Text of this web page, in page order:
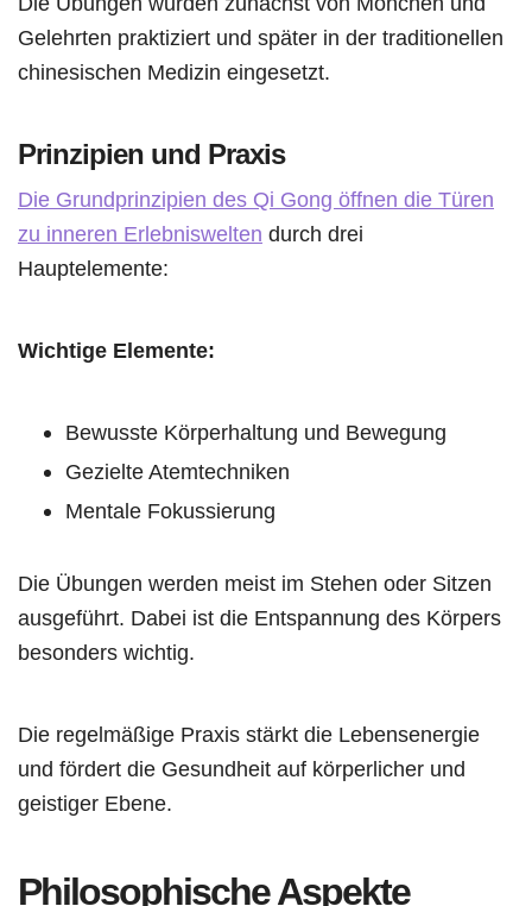
Gelehrten praktiziert und später in der traditionellen
chinesischen Medizin eingesetzt.
Prinzipien und Praxis
Die Grundprinzipien des Qi Gong öffnen die Türen
zu inneren Erlebniswelten durch drei
Hauptelemente:
Wichtige Elemente:
Bewusste Körperhaltung und Bewegung
Gezielte Atemtechniken
Mentale Fokussierung
Die Übungen werden meist im Stehen oder Sitzen
ausgeführt. Dabei ist die Entspannung des Körpers
besonders wichtig.
Die regelmäßige Praxis stärkt die Lebensenergie
und fördert die Gesundheit auf körperlicher und
geistiger Ebene.
Philosophische Aspekte